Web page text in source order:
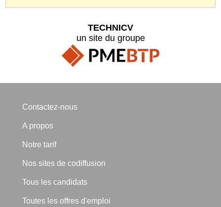
TECHNICV
un site du groupe
Contactez-nous
A propos
Notre tarif
Nos sites de codiffusion
Tous les candidats
Toutes les offres d'emploi